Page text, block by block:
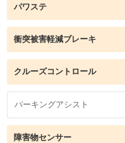
パワステ
衝突被害軽減ブレーキ
クルーズコントロール
パーキングアシスト
障害物センサー